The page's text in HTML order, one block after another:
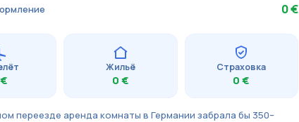
0 €
Жильё
0 €
Страховка
0 €
переезде аренда комнаты в Германии забрала бы 350–